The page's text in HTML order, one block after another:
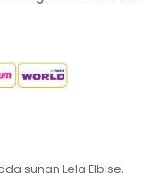
sunan Lela Elbise,